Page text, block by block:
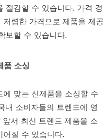
절감할 수 있습니다. 가격 경
렴한 가격으로 제품을 제공
보할 수 있습니다.
품 소싱
맞는 신제품을 소싱할 수
내 소비자들의 트렌드에 영
서 최신 트렌드 제품을 소
어질 수 있습니다.